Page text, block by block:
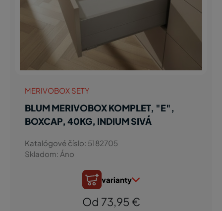
MERIVOBOX SETY
BLUM MERIVOBOX KOMPLET, "E",
BOXCAP, 40KG, INDIUM SIVÁ
Katalógové číslo: 5182705
Skladom: Áno
varianty
Od 73,95 €